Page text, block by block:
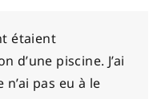
étaient
d’une piscine. J’ai
pas eu à le